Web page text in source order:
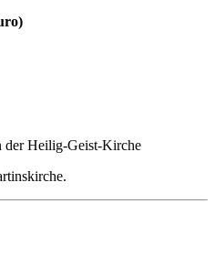
der Heilig-Geist-Kirche